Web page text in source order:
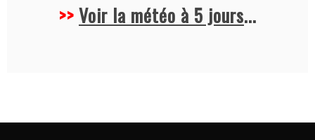
>>Voir la météo à 5 jours...